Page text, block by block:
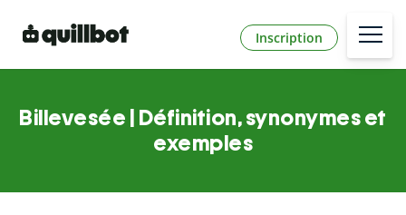
Inscription
Billevesée | Définition, synonymes et
exemples